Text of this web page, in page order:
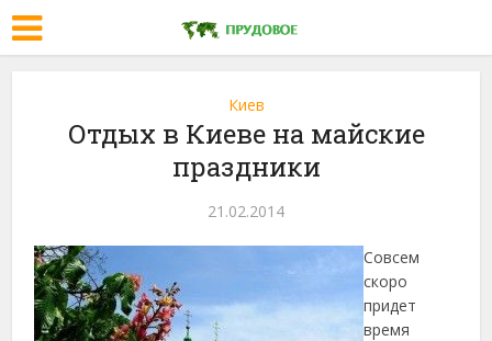
Киев
Отдых в Киеве на майские
праздники
21.02.2014
Совсем
скоро
придет
время